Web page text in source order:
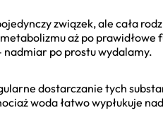
związek, ale cała
aż po
nadmiar po prostu wydalamy.
dostarczanie tych
woda łatwo wypłukuje